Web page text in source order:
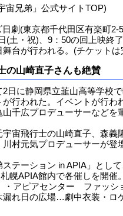
宙兄弟」公式サイトTOP)
劇(東京都千代田区有楽町2-
(土・祝)、9：50の回上映終
台が行われる。(チケットは
の山崎直子さんも絶賛
日に静岡県立韮山高等学校で
が行われた。イベントが行わ
千広プロデューサーなどを
宇宙飛行士の山崎直子、森義
村元気プロデューサーが登
ステーション in APIA」とし
幌APIA館内で各催しを開催
・アピアセンター ファッシ
漏れ日の広場…劇中衣装・ロ